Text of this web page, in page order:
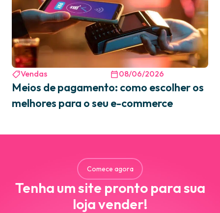
Vendas 08/06/2026
Meios de pagamento: como escolher os
melhores para o seu e-commerce
Comece agora
Tenha um site pronto para sua
loja vender!